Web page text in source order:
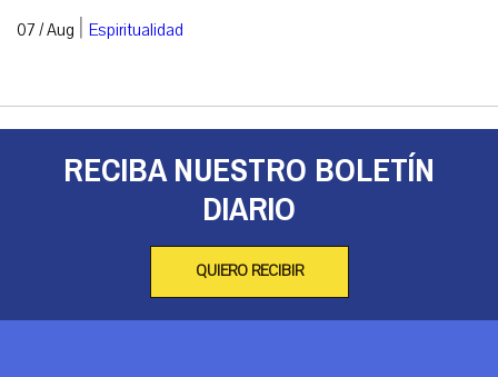
07 / Aug | Espiritualidad
RECIBA NUESTRO BOLETÍN
DIARIO
QUIERO RECIBIR